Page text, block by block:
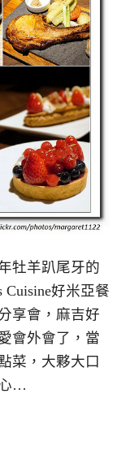
牡羊趴尾牙的
Cuisine好米亞餐
享會，麻吉好
會外會了，當
菜，大夥大口
…